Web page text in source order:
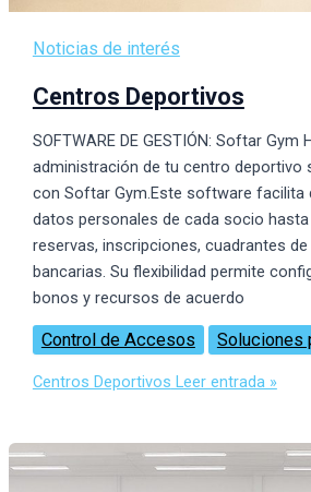
Noticias de interés
Centros Deportivos
SOFTWARE DE GESTIÓN: Softar Gym
administración de tu centro deportivo
con Softar Gym.Este software facilita
datos personales de cada socio
reservas, inscripciones, cuadrantes
bancarias. Su flexibilidad permite
bonos y recursos de acuerdo
Control de Accesos Soluciones
Centros Deportivos Leer entrada »